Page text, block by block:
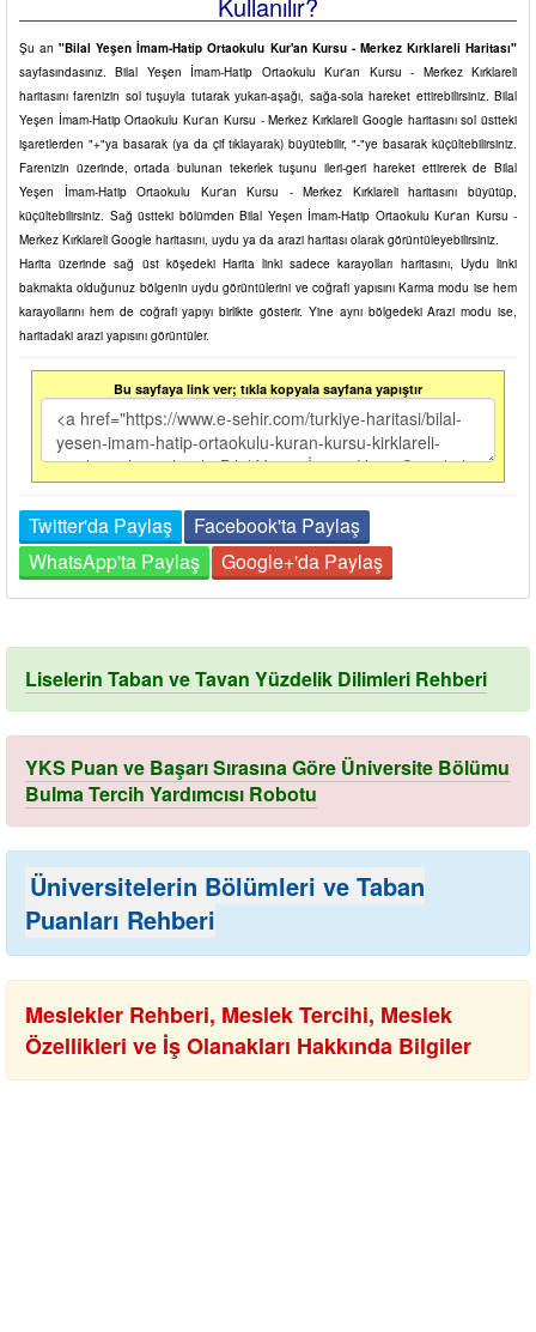
Şu an"Bilal Yeşen İmam-Hatip Ortaokulu Kur'an Kursu - Merkez Kırklareli Haritası"
sayfasındasınız. Bilal Yeşen İmam-Hatip Ortaokulu Kur'an Kursu - Merkez Kırklareli
haritasını farenizin sol tuşuyla tutarak yukarı-aşağı, sağa-sola hareket ettirebilirsiniz. Bilal
Yeşen İmam-Hatip Ortaokulu Kur'an Kursu - Merkez Kırklareli Google haritasını sol üstteki
işaretlerden "+"ya basarak (ya da çif tıklayarak) büyütebilir, "-"ye basarak küçültebilirsiniz.
Farenizin üzerinde, ortada bulunan tekerlek tuşunu ileri-geri hareket ettirerek de Bilal
Yeşen İmam-Hatip Ortaokulu Kur'an Kursu - Merkez Kırklareli haritasını büyütüp,
küçültebilirsiniz. Sağ üstteki bölümden Bilal Yeşen İmam-Hatip Ortaokulu Kur'an Kursu -
Merkez Kırklareli Google haritasını, uydu ya da arazi haritası olarak görüntüleyebilirsiniz.
Harita üzerinde sağ üst köşedeki Harita linki sadece karayolları haritasını, Uydu linki
bakmakta olduğunuz bölgenin uydu görüntülerini ve coğrafi yapısını Karma modu ise hem
karayollarını hem de coğrafi yapıyı birlikte gösterir. Yine aynı bölgedeki Arazi modu ise,
haritadaki arazi yapısını görüntüler.
Bu sayfaya link ver; tıkla kopyala sayfana yapıştır
Twitter'da Paylaş
Facebook'ta Paylaş
WhatsApp'ta Paylaş
Google+'da Paylaş
Liselerin Taban ve Tavan Yüzdelik Dilimleri Rehberi
YKS Puan ve Başarı Sırasına Göre Üniversite Bölümu
Bulma Tercih Yardımcısı Robotu
Üniversitelerin Bölümleri ve Taban
Puanları Rehberi
Meslekler Rehberi, Meslek Tercihi, Meslek
Özellikleri ve İş Olanakları Hakkında Bilgiler